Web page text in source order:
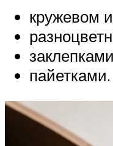
кружевом
пайетками.